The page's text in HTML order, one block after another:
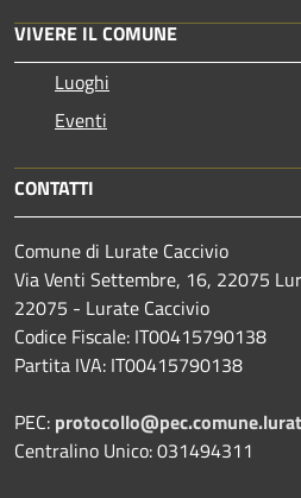
VIVERE IL COMUNE
Luoghi
Eventi
CONTATTI
Comune di Lurate Caccivio
Via Venti Settembre, 16, 22075
22075 - Lurate Caccivio
Codice Fiscale: IT00415790138
Partita IVA: IT00415790138
PEC:
Centralino Unico: 031494311